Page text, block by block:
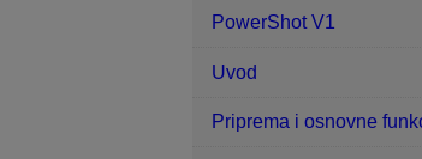
PowerShot V1
Uvod
Priprema i osnovne